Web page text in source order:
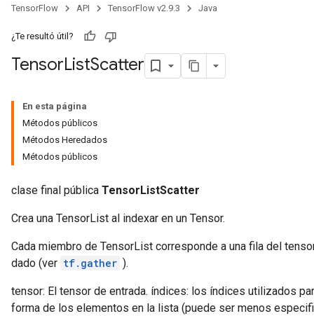
TensorFlow API TensorFlow v2.9.3 Java
¿Te resultó útil?
TensorListScatter
En esta página
Métodos públicos
Métodos Heredados
Métodos públicos
clase final pública TensorListScatter
Crea una TensorList al indexar en un Tensor.
Cada miembro de TensorList corresponde a una fila del
dado (ver tf.gather ).
tensor: El tensor de entrada. índices: los índices utilizados
forma de los elementos en la lista (puede ser menos